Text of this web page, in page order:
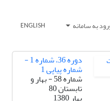
به سامانه ENGLISH
دوره 36، شماره 1 -
شماره پیاپی 1
شماره 58 - بهار و
تابستان 80